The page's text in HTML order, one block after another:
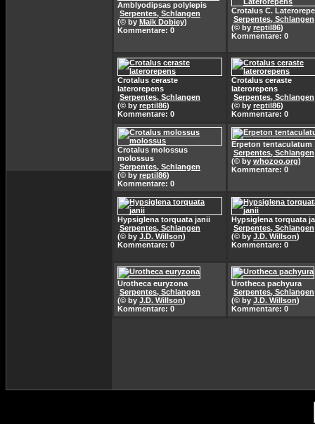
Amblyodipsas polylepis
Serpentes, Schlangen
(© by Maik Dobiey)
Kommentare: 0
Crotalus C.
Serpentes, Schlangen
(© by reptil86)
Kommentare: 0
Crotalus ceraste
laterorepens
Serpentes, Schlangen
(© by reptil86)
Kommentare: 0
Crotalus ceraste
laterorepens
Serpentes, Schlangen
(© by reptil86)
Kommentare: 0
Crotalus molossus
molossus
Serpentes, Schlangen
(© by reptil86)
Kommentare: 0
Erpeton tentaculatum
Serpentes, Schlangen
(© by whozoo.org)
Kommentare: 0
Hypsiglena torquata janii
Serpentes, Schlangen
(© by J.D. Willson)
Kommentare: 0
Hypsiglena torquata
Serpentes, Schlangen
(© by J.D. Willson)
Kommentare: 0
Urotheca euryzona
Serpentes, Schlangen
(© by J.D. Willson)
Kommentare: 0
Urotheca pachyura
Serpentes, Schlangen
(© by J.D. Willson)
Kommentare: 0